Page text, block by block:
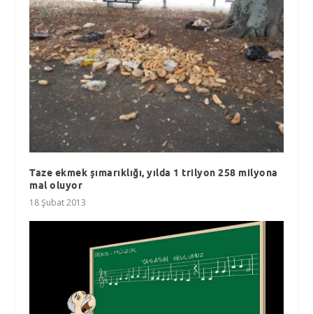
Taze ekmek şımarıklığı, yılda 1 trilyon 258 milyona
mal oluyor
18 Şubat 2013